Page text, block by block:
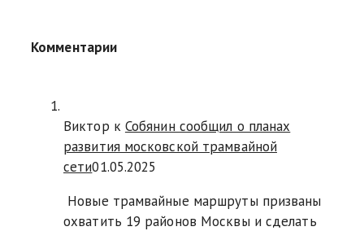
Комментарии
Виктор к Собянин сообщил о планах
развития московской трамвайной
сети01.05.2025
Новые трамвайные маршруты призваны
охватить 19 районов Москвы и сделать